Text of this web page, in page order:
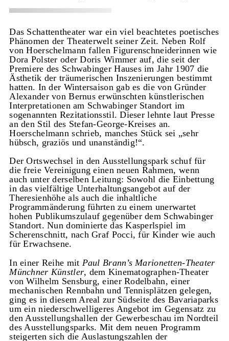
Das Schattentheater war ein viel beachtetes poetisches
Phänomen der Theaterwelt seiner Zeit. Neben Rolf
von Hoerschelmann fallen Figurenschneiderinnen wie
Dora Polster oder Doris Wimmer auf, die seit der
Premiere des Schwabinger Hauses im Jahr 1907 die
Ästhetik der träumerischen Inszenierungen bestimmt
hatten. In der Wintersaison gab es die von Gründer
Alexander von Bernus erwünschten künstlerischen
Interpretationen am Schwabinger Standort im
sogenannten Rezitationsstil. Dieser lehnte laut Presse
an den Stil des Stefan-George-Kreises an.
Hoerschelmann schrieb, manches Stück sei „sehr
hübsch, graziös und unanständig!“.
Der Ortswechsel in den Ausstellungspark schuf für
die freie Vereinigung einen neuen Rahmen, wenn
auch unter derselben Leitung: Sowohl die Einbettung
in das vielfältige Unterhaltungsangebot auf der
Theresienhöhe als auch die inhaltliche
Programmänderung führten zu einem unerwartet
hohen Publikumszulauf gegenüber dem Schwabinger
Standort. Nun dominierte das Kasperlspiel im
Scherenschnitt, nach Graf Pocci, für Kinder wie auch
für Erwachsene.
In einer Reihe mit Paul Brann’s Marionetten-Theater
Münchner Künstler, dem Kinematographen-Theater
von Wilhelm Sensburg, einer Rodelbahn, einer
mechanischen Rennbahn und Tennisplätzen gelegen,
ging es in diesem Areal zur Südseite des Bavariaparks
um ein niederschwelligeres Angebot im Gegensatz zu
den Ausstellungshallen der Gewerbeschau im Nordteil
des Ausstellungsparks. Mit dem neuen Programm
steigerten sich die Auslastungszahlen der